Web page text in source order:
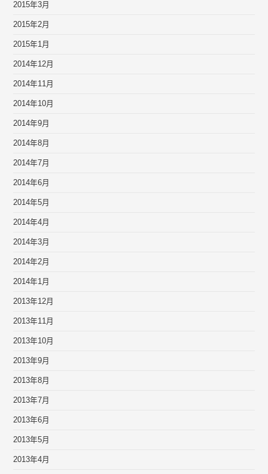
2015年3月
2015年2月
2015年1月
2014年12月
2014年11月
2014年10月
2014年9月
2014年8月
2014年7月
2014年6月
2014年5月
2014年4月
2014年3月
2014年2月
2014年1月
2013年12月
2013年11月
2013年10月
2013年9月
2013年8月
2013年7月
2013年6月
2013年5月
2013年4月